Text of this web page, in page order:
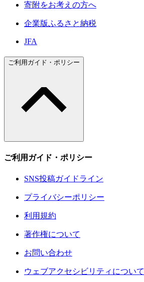
寄附をお考えの方へ
企業版ふるさと納税
JFA
ご利用ガイド・ポリシー
ご利用ガイド・ポリシー
SNS投稿ガイドライン
プライバシーポリシー
利用規約
著作権について
お問い合わせ
ウェブアクセシビリティについて